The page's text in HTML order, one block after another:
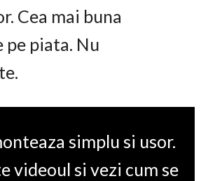
Cea mai buna
piata. Nu
simplu si usor.
videoul si vezi cum se